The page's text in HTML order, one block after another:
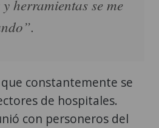
herramientas se me
constantemente se
de hospitales.
con personeros del